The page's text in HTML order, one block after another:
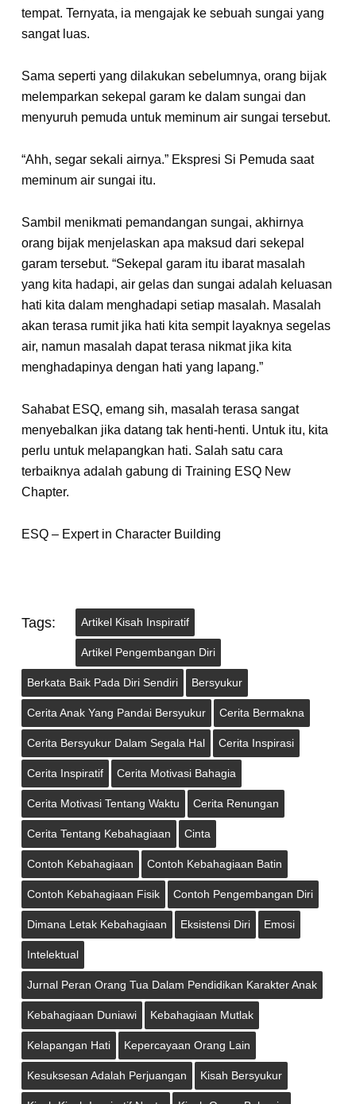
tempat. Ternyata, ia mengajak ke sebuah sungai yang
sangat luas.
Sama seperti yang dilakukan sebelumnya, orang bijak
melemparkan sekepal garam ke dalam sungai dan
menyuruh pemuda untuk meminum air sungai tersebut.
“Ahh, segar sekali airnya.” Ekspresi Si Pemuda saat
meminum air sungai itu.
Sambil menikmati pemandangan sungai, akhirnya
orang bijak menjelaskan apa maksud dari sekepal
garam tersebut. “Sekepal garam itu ibarat masalah
yang kita hadapi, air gelas dan sungai adalah keluasan
hati kita dalam menghadapi setiap masalah. Masalah
akan terasa rumit jika hati kita sempit layaknya segelas
air, namun masalah dapat terasa nikmat jika kita
menghadapinya dengan hati yang lapang.”
Sahabat ESQ, emang sih, masalah terasa sangat
menyebalkan jika datang tak henti-henti. Untuk itu, kita
perlu untuk melapangkan hati. Salah satu cara
terbaiknya adalah gabung di Training ESQ New
Chapter.
ESQ – Expert in Character Building
Tags: Artikel Kisah Inspiratif
Artikel Pengembangan Diri
Berkata Baik Pada Diri Sendiri Bersyukur
Cerita Anak Yang Pandai Bersyukur Cerita Bermakna
Cerita Bersyukur Dalam Segala Hal Cerita Inspirasi
Cerita Inspiratif Cerita Motivasi Bahagia
Cerita Motivasi Tentang Waktu Cerita Renungan
Cerita Tentang Kebahagiaan Cinta
Contoh Kebahagiaan Contoh Kebahagiaan Batin
Contoh Kebahagiaan Fisik Contoh Pengembangan Diri
Dimana Letak Kebahagiaan Eksistensi Diri Emosi
Intelektual
Jurnal Peran Orang Tua Dalam Pendidikan Karakter Anak
Kebahagiaan Duniawi Kebahagiaan Mutlak
Kelapangan Hati Kepercayaan Orang Lain
Kesuksesan Adalah Perjuangan Kisah Bersyukur